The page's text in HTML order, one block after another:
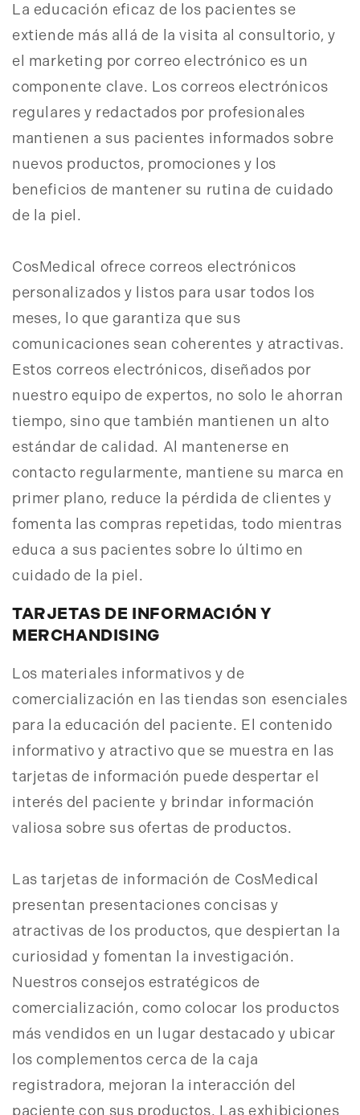
La educación eficaz de los pacientes se
extiende más allá de la visita al consultorio, y
el marketing por correo electrónico es un
componente clave. Los correos electrónicos
regulares y redactados por profesionales
mantienen a sus pacientes informados sobre
nuevos productos, promociones y los
beneficios de mantener su rutina de cuidado
de la piel.
CosMedical ofrece correos electrónicos
personalizados y listos para usar todos los
meses, lo que garantiza que sus
comunicaciones sean coherentes y atractivas.
Estos correos electrónicos, diseñados por
nuestro equipo de expertos, no solo le ahorran
tiempo, sino que también mantienen un alto
estándar de calidad. Al mantenerse en
contacto regularmente, mantiene su marca en
primer plano, reduce la pérdida de clientes y
fomenta las compras repetidas, todo mientras
educa a sus pacientes sobre lo último en
cuidado de la piel.
TARJETAS DE INFORMACIÓN Y
MERCHANDISING
Los materiales informativos y de
comercialización en las tiendas son esenciales
para la educación del paciente. El contenido
informativo y atractivo que se muestra en las
tarjetas de información puede despertar el
interés del paciente y brindar información
valiosa sobre sus ofertas de productos.
Las tarjetas de información de CosMedical
presentan presentaciones concisas y
atractivas de los productos, que despiertan la
curiosidad y fomentan la investigación.
Nuestros consejos estratégicos de
comercialización, como colocar los productos
más vendidos en un lugar destacado y ubicar
los complementos cerca de la caja
registradora, mejoran la interacción del
paciente con sus productos. Las exhibiciones